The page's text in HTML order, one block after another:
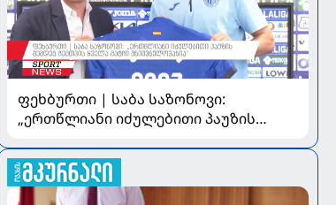
ფეხბურთი | საბა საზონოვი:
„ერთწლიანი იძულებითი პაუზის
მნიშვნელოვანია“